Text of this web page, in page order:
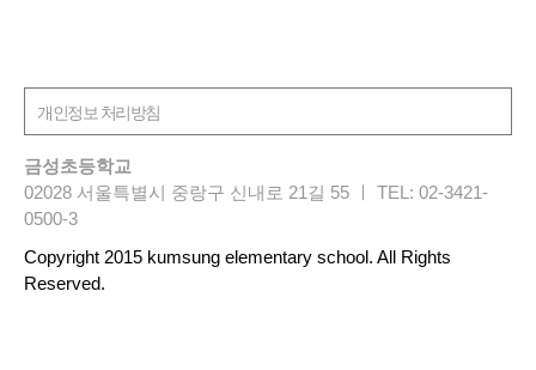
금성초등학교
02028 서울특별시 중랑구 신내로 21길 55 ㅣ TEL: 02-3421-
0500-3
Copyright 2015 kumsung elementary school. All Rights
Reserved.